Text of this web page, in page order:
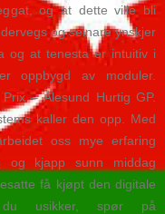
og at dette ville bli
og seinare ynskjer
og at tenesta er intuitiv i
oppbygd av moduler.
– Ålesund Hurtig GP.
kaller den opp. Med
oss mye erfaring
og kjapp sunn middag
få kjøpt den digitale
du usikker, spør på